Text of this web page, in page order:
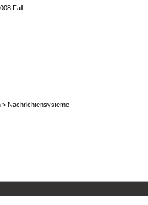
Fall
> Nachrichtensysteme